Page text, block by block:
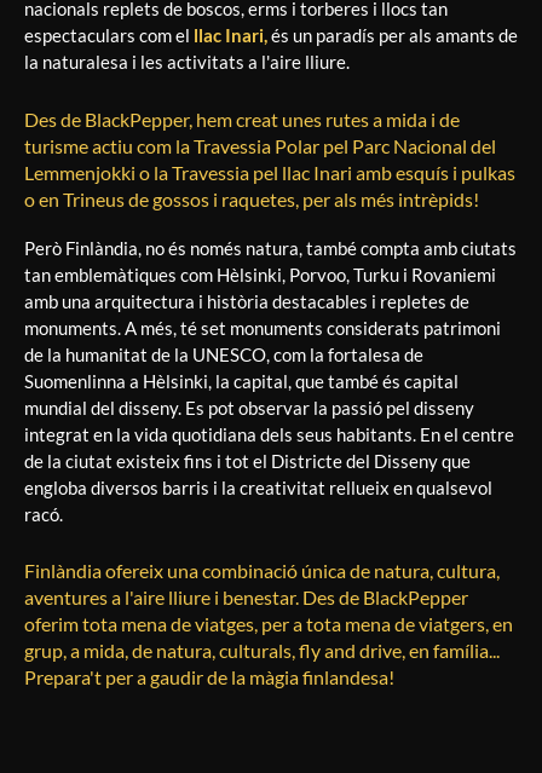
nacionals replets de boscos, erms i torberes i llocs tan
espectaculars com el llac Inari,és un paradís per als amants de
la naturalesa i les activitats a l'aire lliure.
Des de BlackPepper, hem creat unes rutes a mida i de
turisme actiu com la Travessia Polar pel Parc Nacional del
Lemmenjokki o la Travessia pel llac Inari amb esquís i pulkas
o en Trineus de gossos i raquetes, per als més intrèpids!
Però Finlàndia, no és només natura, també compta amb ciutats
tan emblemàtiques com Hèlsinki, Porvoo, Turku i Rovaniemi
amb una arquitectura i història destacables i repletes de
monuments. A més, té set monuments considerats patrimoni
de la humanitat de la UNESCO, com la fortalesa de
Suomenlinna a Hèlsinki, la capital, que també és capital
mundial del disseny. Es pot observar la passió pel disseny
integrat en la vida quotidiana dels seus habitants. En el centre
de la ciutat existeix fins i tot el Districte del Disseny que
engloba diversos barris i la creativitat rellueix en qualsevol
racó.
Finlàndia ofereix una combinació única de natura, cultura,
aventures a l'aire lliure i benestar. Des de BlackPepper
oferim tota mena de viatges, per a tota mena de viatgers, en
grup, a mida, de natura, culturals, fly and drive, en família...
Prepara't per a gaudir de la màgia finlandesa!